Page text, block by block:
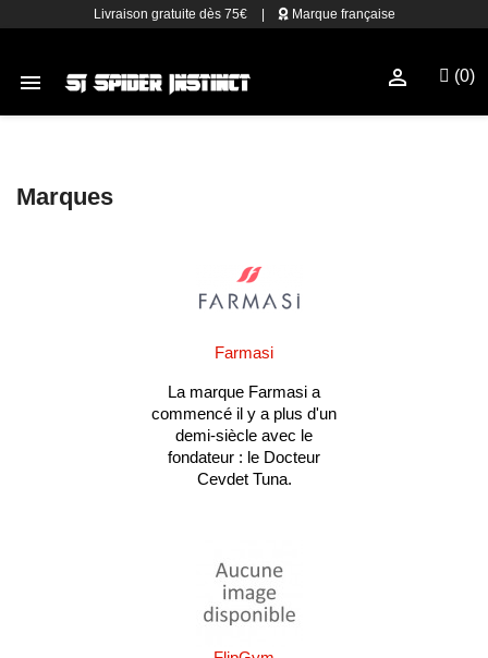
Livraison gratuite dès 75€ Marque française
 (0)

Marques
Farmasi
La marque Farmasi a
commencé il y a plus d'un
demi-siècle avec le
fondateur : le Docteur
Cevdet Tuna.